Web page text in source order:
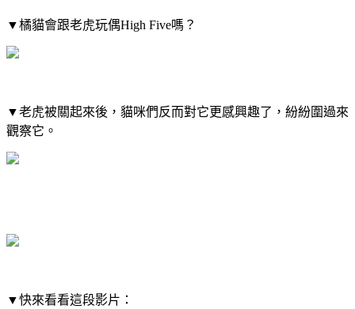
▼橘貓會跟老虎玩偶High Five嗎？
▼老虎被關起來後，貓咪們反而對它更感興趣了，紛紛圍過來
觀察它。
▼快來看看這段影片：